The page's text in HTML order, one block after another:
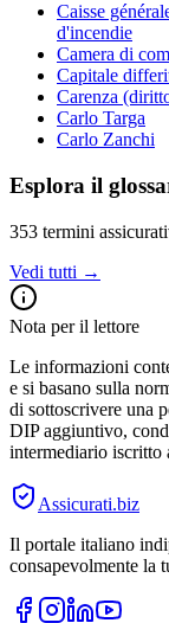
Caisse
d'incendie
Camera di
Capitale
Carenza
Carlo Targa
Carlo Zanchi
Esplora il
353 termini
Vedi tutti →
Nota per il lettore
Le informazioni
e si basano sulla
di sottoscrivere una
DIP aggiuntivo,
intermediario iscritto
Assicurati.biz
Il portale italiano
consapevolmente la